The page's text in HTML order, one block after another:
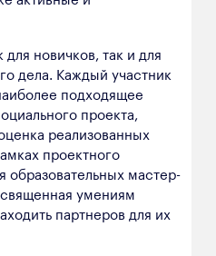
новичков, так и для
дела. Каждый участник
подходящее
проекта,
реализованных
проектного
образовательных мастер-
умениям
партнеров для их